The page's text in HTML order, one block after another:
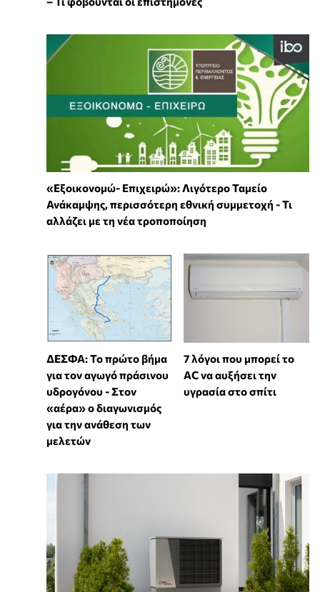
«Εξοικονομώ- Επιχειρώ»: Λιγότερο Ταμείο
Ανάκαμψης, περισσότερη εθνική συμμετοχή - Τι
αλλάζει με τη νέα τροποποίηση
ΔΕΣΦΑ: Το πρώτο βήμα
για τον αγωγό πράσινου
υδρογόνου - Στον
«αέρα» ο διαγωνισμός
για την ανάθεση των
μελετών
7 λόγοι που μπορεί το
AC να αυξήσει την
υγρασία στο σπίτι